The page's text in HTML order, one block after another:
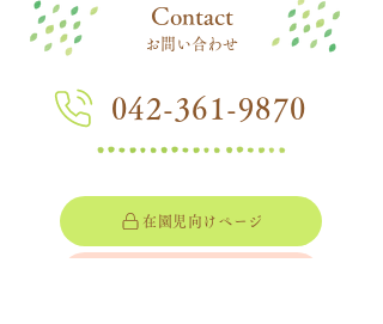
​Contact
お問い合わせ
042-361-9870
在園児向けページ